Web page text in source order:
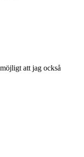
att jag också